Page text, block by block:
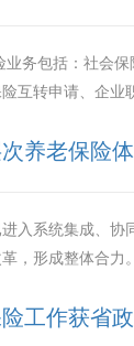
业务包括：社会
互转申请、企业
养老保险
入系统集成、
，形成整体合力。
工作获省